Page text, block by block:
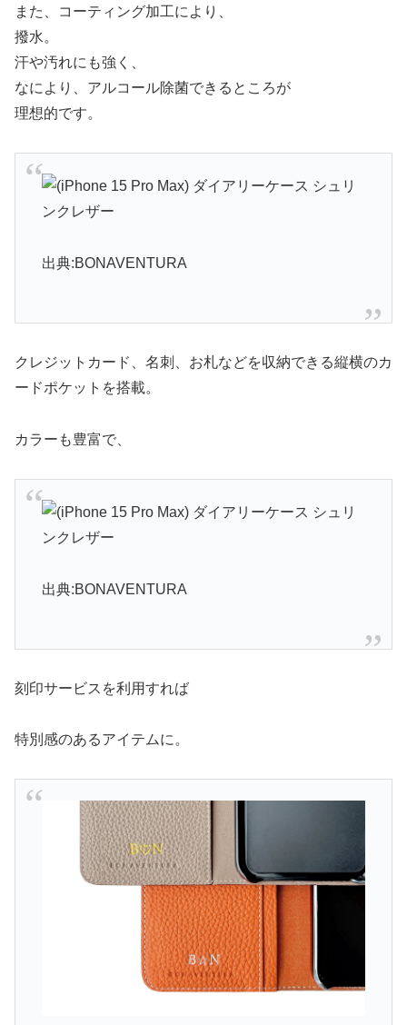
また、コーティング加工により、
撥水。
汗や汚れにも強く、
なにより、アルコール除菌できるところが
理想的です。
出典:BONAVENTURA
クレジットカード、名刺、お札などを収納できる縦横のカ
ードポケットを搭載。
カラーも豊富で、
出典:BONAVENTURA
刻印サービスを利用すれば
特別感のあるアイテムに。